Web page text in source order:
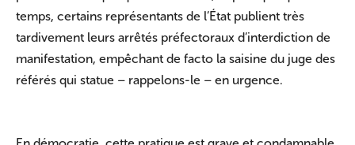
temps, certains représentants de l’État publient très
tardivement leurs arrêtés préfectoraux d’interdiction de
manifestation, empêchant de facto la saisine du juge des
référés qui statue – rappelons-le – en urgence.